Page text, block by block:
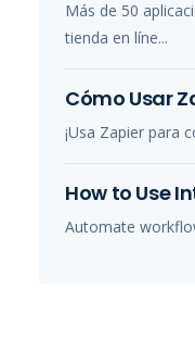
Más de 50
tienda en líne...
Cómo Usar
¡Usa Zapier para
How to Use
Automate